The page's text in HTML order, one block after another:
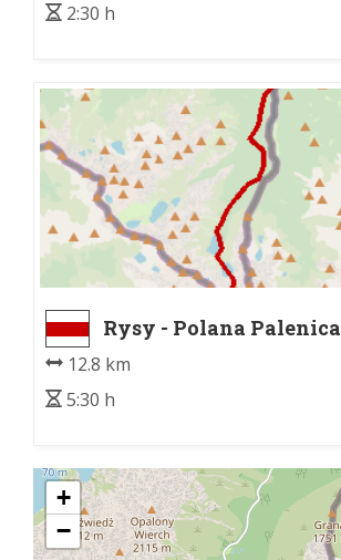
2:30 h
Rysy - Polana Palenica
12.8 km
5:30 h
+
−